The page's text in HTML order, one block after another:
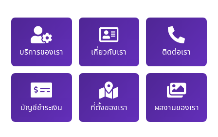
บริการของเรา เกี่ยวกับเรา ติดต่อเรา
บัญชีชำระเงิน ที่ตั้งของเรา ผลงานของเรา